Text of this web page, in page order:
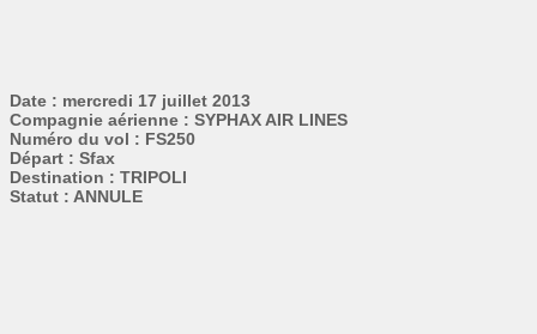
Date : mercredi 17 juillet 2013
Compagnie aérienne : SYPHAX AIR LINES
Numéro du vol : FS250
Départ : Sfax
Destination : TRIPOLI
Statut : ANNULE